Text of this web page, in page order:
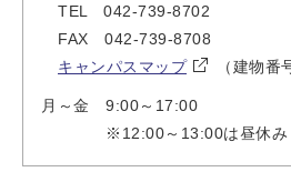
TEL 042-739-8702
FAX 042-739-8708
キャンパスマップ
（建物番
月～金 9:00～17:00
※12:00～13:00は昼休み